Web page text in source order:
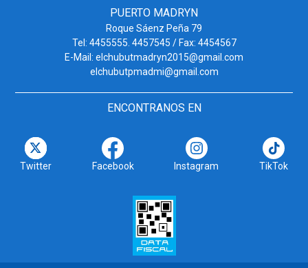
PUERTO MADRYN
Roque Sáenz Peña 79
Tel: 4455555. 4457545 / Fax: 4454567
E-Mail: elchubutmadryn2015@gmail.com
elchubutpmadmi@gmail.com
ENCONTRANOS EN
Twitter Facebook Instagram TikTok